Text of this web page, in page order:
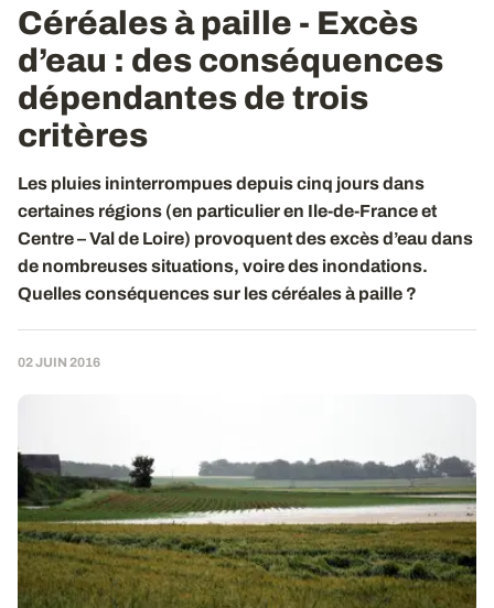
Céréales à paille - Excès
d’eau : des conséquences
dépendantes de trois
critères
Les pluies ininterrompues depuis cinq jours dans
certaines régions (en particulier en Ile-de-France et
Centre – Val de Loire) provoquent des excès d’eau dans
de nombreuses situations, voire des inondations.
Quelles conséquences sur les céréales à paille ?
02 JUIN 2016